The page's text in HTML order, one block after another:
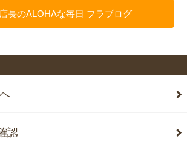
長のALOHAな毎日 フラブログ
認